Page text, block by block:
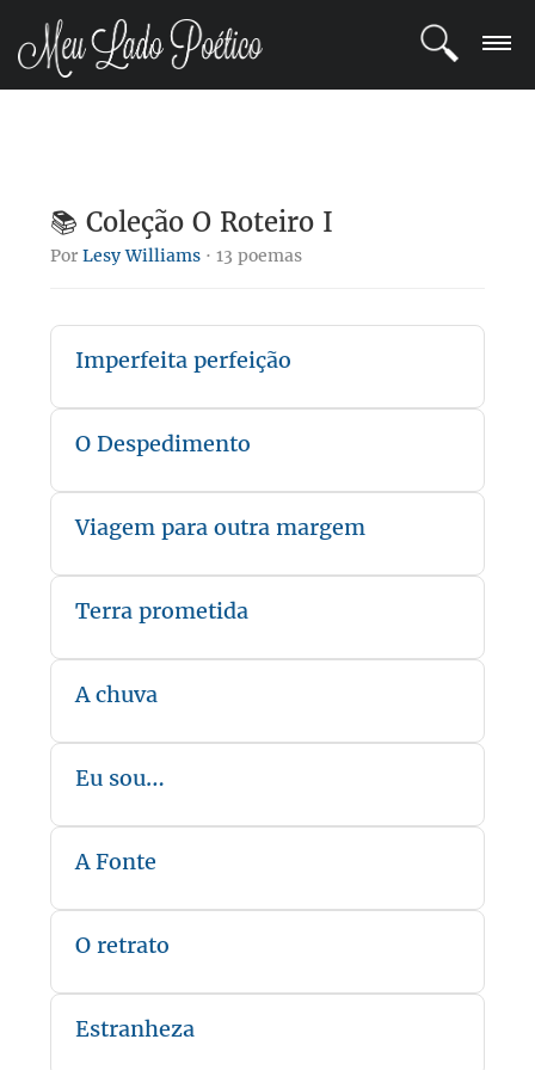
POETAS
COMUNIDADE
📚 Coleção O Roteiro I
PorLesy Williams · 13 poemas
Imperfeita perfeição
O Despedimento
Viagem para outra margem
Terra prometida
A chuva
Eu sou…
A Fonte
O retrato
Estranheza